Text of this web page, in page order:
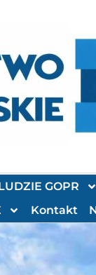
GOPR
Kontakt